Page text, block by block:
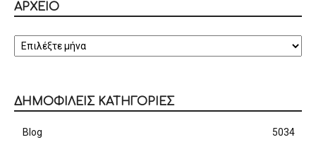
ΑΡΧΕΙΟ
ΑΡΧΕΙΟ
ΔΗΜΟΦΙΛΕΙΣ ΚΑΤΗΓΟΡΙΕΣ
Blog
5034